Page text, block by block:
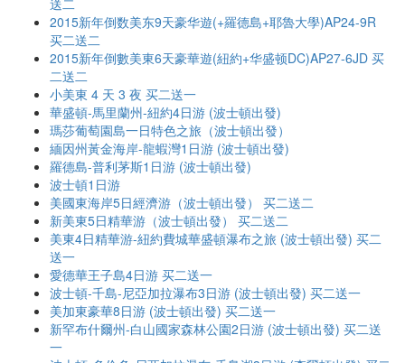
送二
2015新年倒数美东9天豪华遊(+羅德島+耶魯大學)AP24-9R
买二送二
2015新年倒數美東6天豪華遊(紐約+华盛顿DC)AP27-6JD 买
二送二
小美東 4 天 3 夜 买二送一
華盛頓-馬里蘭州-紐約4日游 (波士頓出發)
瑪莎葡萄園島一日特色之旅（波士頓出發）
緬因州黃金海岸-龍蝦灣1日游 (波士頓出發)
羅德島-普利茅斯1日游 (波士頓出發)
波士頓1日游
美國東海岸5日經濟游（波士頓出發） 买二送二
新美東5日精華游（波士頓出發） 买二送二
美東4日精華游-紐約費城華盛頓瀑布之旅 (波士頓出發) 买二
送一
愛德華王子島4日游 买二送一
波士頓-千島-尼亞加拉瀑布3日游 (波士頓出發) 买二送一
美加東豪華8日游 (波士頓出發) 买二送一
新罕布什爾州-白山國家森林公園2日游 (波士頓出發) 买二送
一